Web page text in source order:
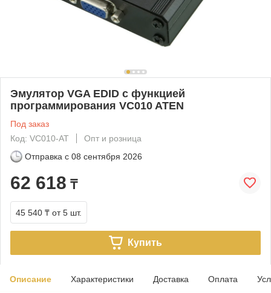
Эмулятор VGA EDID с функцией
программирования VC010 ATEN
Под заказ
Код: VC010-AT
Опт и розница
Отправка с 08 сентября 2026
62 618 ₸
45 540 ₸ от 5 шт.
Купить
Описание Характеристики Доставка Оплата